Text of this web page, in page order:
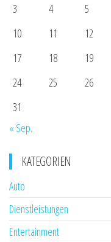
3
4 5
10
11 12
17
18 19
24
25 26
31
« Sep.
KATEGORIEN
Auto
Dienstleistungen
Entertainment